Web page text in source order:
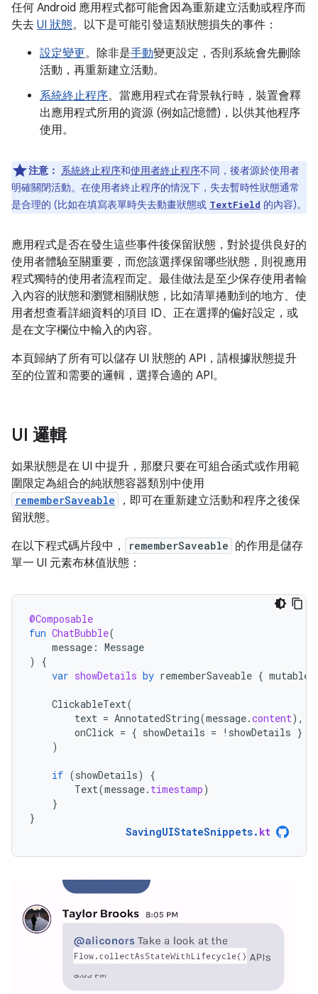
任何 Android 應用程式都可能會因為重新建立活動或程序而
失去 UI 狀態。以下是可能引發這類狀態損失的事件：
設定變更。除非是手動變更設定，否則系統會先刪除
活動，再重新建立活動。
系統終止程序。當應用程式在背景執行時，裝置會釋
出應用程式所用的資源 (例如記憶體)，以供其他程序
使用。
注意： 系統終止程序和使用者終止程序不同，後者源於使用者
明確關閉活動。在使用者終止程序的情況下，失去暫時性狀態通常
是合理的 (比如在填寫表單時失去動畫狀態或 TextField 的內容)。
應用程式是否在發生這些事件後保留狀態，對於提供良好的
使用者體驗至關重要，而您該選擇保留哪些狀態，則視應用
程式獨特的使用者流程而定。最佳做法是至少保存使用者輸
入內容的狀態和瀏覽相關狀態，比如清單捲動到的地方、使
用者想查看詳細資料的項目 ID、正在選擇的偏好設定，或
是在文字欄位中輸入的內容。
本頁歸納了所有可以儲存 UI 狀態的 API，請根據狀態提升
至的位置和需要的邏輯，選擇合適的 API。
UI 邏輯
如果狀態是在 UI 中提升，那麼只要在可組合函式或作用範
圍限定為組合的純狀態容器類別中使用
rememberSaveable
，即可在重新建立活動和程序之後保
留狀態。
在以下程式碼片段中，
rememberSaveable 的作用是儲存
單一 UI 元素布林值狀態：
@Composable
fun ChatBubble(
message : Message
)
{
var showDetails by rememberSaveable {
ClickableText(
text = AnnotatedString(message.content),
onClick = { showDetails = ! showDetails }
)
if (showDetails)
{
Text(message. timestamp)
}
}
SavingUIStateSnippets. kt